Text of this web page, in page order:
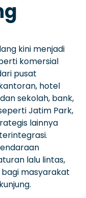
kini menjadi
komersial
pusat
hotel
sekolah, bank,
Jatim Park,
lainnya
lalu lintas,
masyarakat